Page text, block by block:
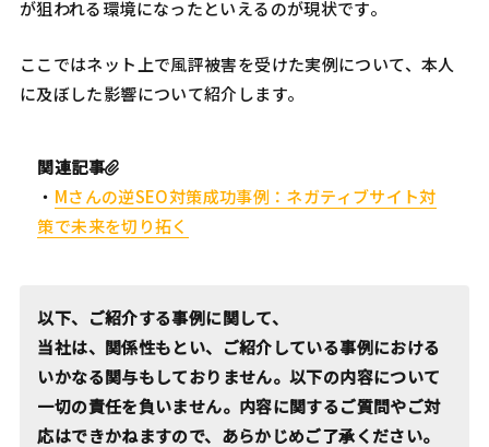
が狙われる環境になったといえるのが現状です。
ここではネット上で風評被害を受けた実例について、本人
に及ぼした影響について紹介します。
関連記事
・ Mさんの逆SEO対策成功事例：ネガティブサイト対
策で未来を切り拓く
以下、ご紹介する事例に関して、
当社は、関係性もとい、ご紹介している事例における
いかなる関与もしておりません。以下の内容について
一切の責任を負いません。内容に関するご質問やご対
応はできかねますので、あらかじめご了承ください。